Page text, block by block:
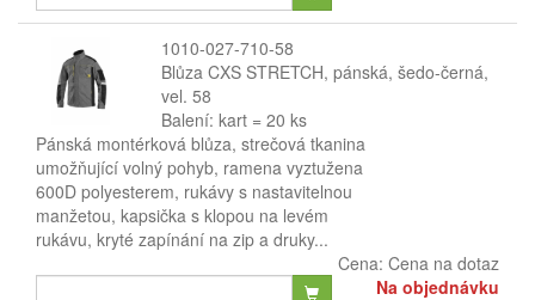
1010-027-710-58
Blůza CXS STRETCH, pánská, šedo-černá,
vel. 58
Balení: kart = 20 ks
Pánská montérková blůza, strečová tkanina
umožňující volný pohyb, ramena vyztužena
600D polyesterem, rukávy s nastavitelnou
manžetou, kapsička s klopou na levém
rukávu, kryté zapínání na zip a druky...
Cena: Cena na dotaz
Na objednávku